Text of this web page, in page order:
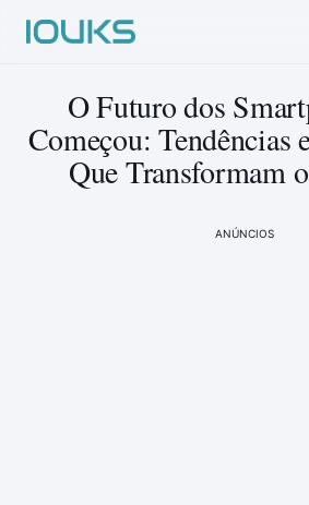
O Futuro dos
Começou: Tendências
Que Transformam
ANÚNCIOS